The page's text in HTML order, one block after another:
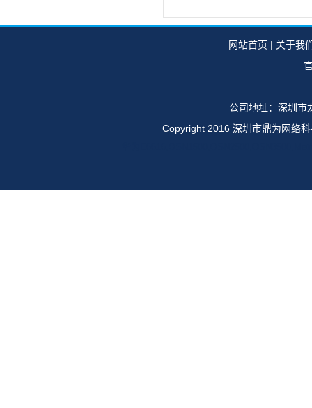
网站首页 | 关于我
公司地址：深圳市
Copyright 2016 深圳市鼎为网络